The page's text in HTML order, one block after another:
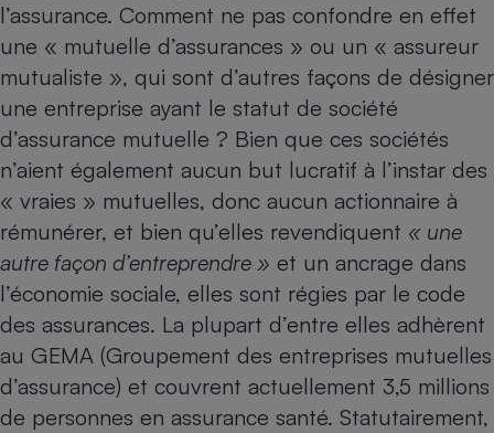
l’assurance. Comment ne pas confondre en effet
une « mutuelle d’assurances » ou un « assureur
mutualiste », qui sont d’autres façons de désigner
une entreprise ayant le statut de société
d’assurance mutuelle ? Bien que ces sociétés
n’aient également aucun but lucratif à l’instar des
« vraies » mutuelles, donc aucun actionnaire à
rémunérer, et bien qu’elles revendiquent « une
autre façon d’entreprendre » et un ancrage dans
l’économie sociale, elles sont régies par le code
des assurances. La plupart d’entre elles adhèrent
au GEMA (Groupement des entreprises mutuelles
d’assurance) et couvrent actuellement 3,5 millions
de personnes en assurance santé. Statutairement,